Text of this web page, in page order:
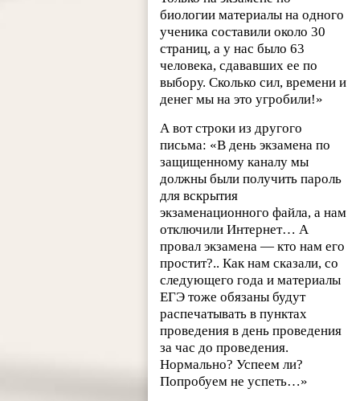
биологии материалы на одного
ученика составили около 30
страниц, а у нас было 63
человека, сдававших ее по
выбору. Сколько сил, времени и
денег мы на это угробили!»
А вот строки из другого
письма: «В день экзамена по
защищенному каналу мы
должны были получить пароль
для вскрытия
экзаменационного файла, а нам
отключили Интернет… А
провал экзамена — кто нам его
простит?.. Как нам сказали, со
следующего года и материалы
ЕГЭ тоже обязаны будут
распечатывать в пунктах
проведения в день проведения
за час до проведения.
Нормально? Успеем ли?
Попробуем не успеть…»